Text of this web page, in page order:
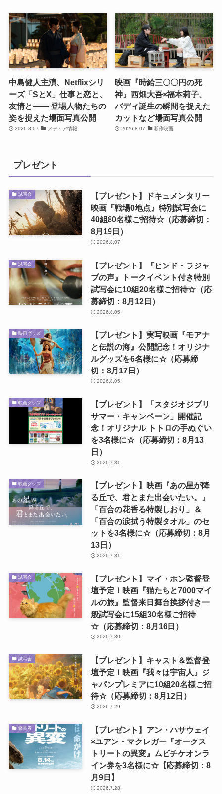
中島健人主演、Netflixシリ
ーズ「SとX」仕事と恋と、
友情と―― 登場人物たちの
姿を捉えた場面写真公開
2026.8.07 メディア情報
映画『時給三〇〇円の死
神』西畑大吾×福本莉子、
バディ誕生の瞬間を捉えた
カットなど場面写真公開
2026.8.07 新作映画
プレゼント
試写会
【プレゼント】ドキュメンタリー
映画『戦場0地点』特別試写会に
40組80名様ご招待☆（応募締切：
8月19日）
2026.8.07
試写会
【プレゼント】『ヒンド・ラジャ
ブの声』トークイベント付き特別
試写会に10組20名様ご招待☆（応
募締切：8月12日）
2026.8.05
映画グッズ
【プレゼント】実写映画『モアナ
と伝説の海』公開記念！オリジナ
ルグッズを6名様に☆（応募締
切：8月17日）
2026.8.05
映画グッズ
【プレゼント】「スタジオジブリ
サマー・キャンペーン」開催記
念！オリジナル トトロの手ぬぐい
を3名様に☆（応募締切：8月13
日）
2026.7.31
映画グッズ
【プレゼント】映画『あの星が降
る丘で、君とまた出会いたい。』
「百合の花香る特製しおり」＆
「百合の涙拭う特製タオル」のセ
ットを3名様に☆（応募締切：8月
13日）
2026.7.31
試写会
【プレゼント】マイ・ホン監督登
壇予定！映画『猫たちと7000マイ
ルの旅』監督来日舞台挨拶付き一
般試写会に15組30名様ご招待
☆（応募締切：8月16日）
2026.7.30
試写会
【プレゼント】キャスト＆監督登
壇予定！映画『我々は宇宙人』ジ
ャパンプレミアに10組20名様ご招
待☆（応募締切：8月12日）
2026.7.29
鑑賞券
【プレゼント】アン・ハサウェイ
×ユアン・マクレガー『オークス
トリートの異変』ムビチケオンラ
イン券を3名様に☆【応募締切：8
月9日】
2026.7.28